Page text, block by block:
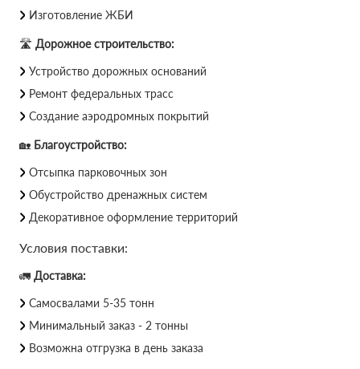
Изготовление ЖБИ
🛣 Дорожное строительство:
Устройство дорожных оснований
Ремонт федеральных трасс
Создание аэродромных покрытий
🏡 Благоустройство:
Отсыпка парковочных зон
Обустройство дренажных систем
Декоративное оформление территорий
Условия поставки:
🚛 Доставка:
Самосвалами 5-35 тонн
Минимальный заказ - 2 тонны
Возможна отгрузка в день заказа